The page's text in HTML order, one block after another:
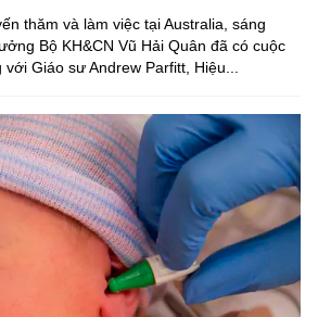
thăm và làm việc tại Australia, sáng
Bộ KH&CN Vũ Hải Quân đã có cuộc
Giáo sư Andrew Parfitt, Hiệu...